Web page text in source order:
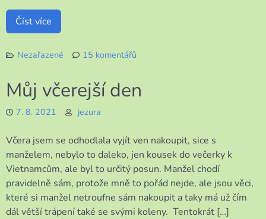
Číst více
Nezařazené
15 komentářů
s
den
Můj včerejší den
7. 8. 2021 jezura
Včera jsem se odhodlala vyjít ven nakoupit, sice s
manželem, nebylo to daleko, jen kousek do večerky k
Vietnamcům, ale byl to určitý posun. Manžel chodí
pravidelně sám, protože mně to pořád nejde, ale jsou věci,
které si manžel netroufne sám nakoupit a taky má už čím
dál větší trápení také se svými koleny. Tentokrát […]